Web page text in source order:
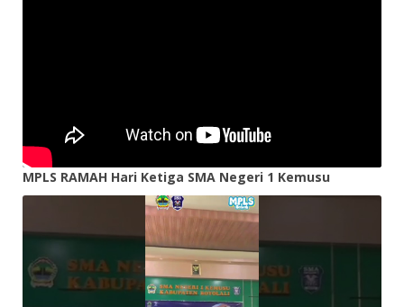
MPLS RAMAH Hari Ketiga SMA Negeri 1 Kemusu